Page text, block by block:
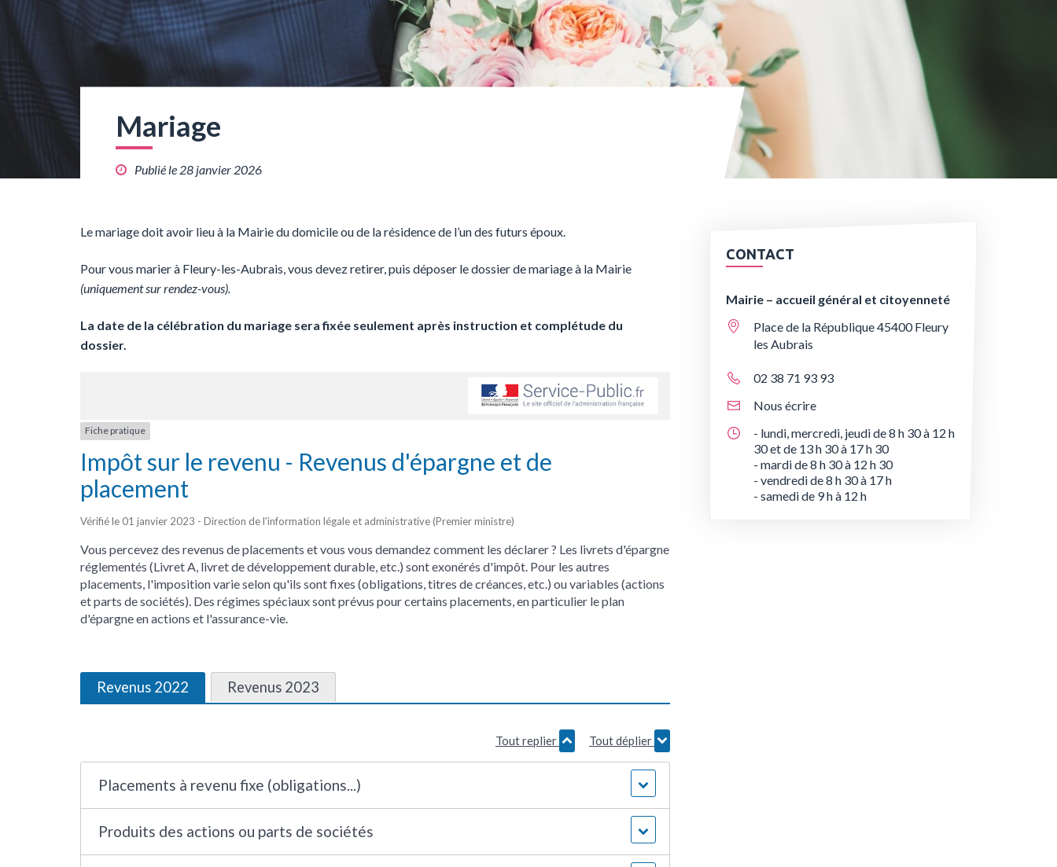
Mariage
Publié le 28 janvier 2026
Le mariage doit avoir lieu à la Mairie du domicile ou de la résidence de l’un des futurs époux.
Pour vous marier à Fleury-les-Aubrais, vous devez retirer, puis déposer le dossier de mariage à la Mairie
(uniquement sur rendez-vous).
La date de la célébration du mariage sera fixée seulement après instruction et complétude du
dossier.
Fiche pratique
Impôt sur le revenu - Revenus d'épargne et de
placement
Vérifié le 01 janvier 2023 - Direction de l'information légale et administrative (Premier ministre)
Vous percevez des revenus de placements et vous vous demandez comment les déclarer ? Les livrets d'épargne
réglementés (Livret A, livret de développement durable, etc.) sont exonérés d'impôt. Pour les autres
placements, l'imposition varie selon qu'ils sont fixes (obligations, titres de créances, etc.) ou variables (actions
et parts de sociétés). Des régimes spéciaux sont prévus pour certains placements, en particulier le plan
d'épargne en actions et l'assurance-vie.
Revenus 2022 Revenus 2023
Tout replier Tout déplier
Placements à revenu fixe (obligations...)
Produits des actions ou parts de sociétés
CONTACT
Mairie – accueil général et citoyenneté
Place de la République 45400 Fleury
les Aubrais
02 38 71 93 93
Nous écrire
- lundi, mercredi, jeudi de 8 h 30 à 12 h
30 et de 13 h 30 à 17 h 30
- mardi de 8 h 30 à 12 h 30
- vendredi de 8 h 30 à 17 h
- samedi de 9 h à 12 h